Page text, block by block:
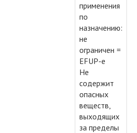
применения
по
назначению:
не
ограничен =
EFUP-e
Не
содержит
опасных
веществ,
выходящих
за пределы